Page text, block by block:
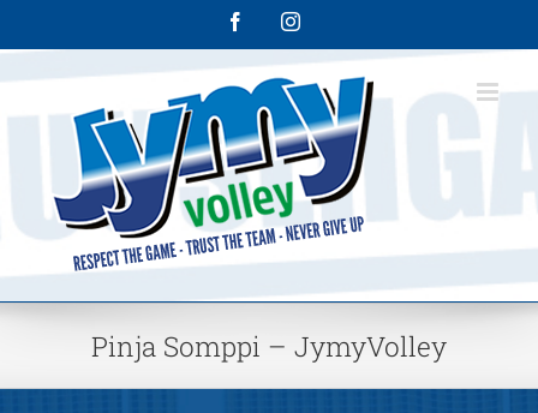
FacebookInstagram
Pinja Somppi – JymyVolley